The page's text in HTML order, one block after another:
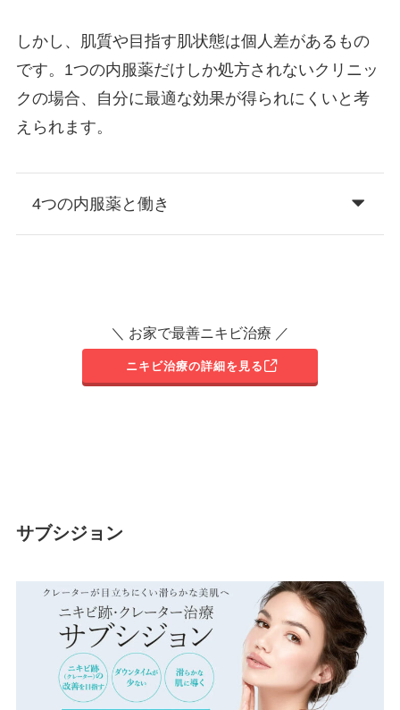
しかし、肌質や目指す肌状態は個人差があるもの
です。1つの内服薬だけしか処方されないクリニッ
クの場合、自分に最適な効果が得られにくいと考
えられます。
4つの内服薬と働き
＼ お家で最善ニキビ治療 ／
ニキビ治療の詳細を見る
サブシジョン